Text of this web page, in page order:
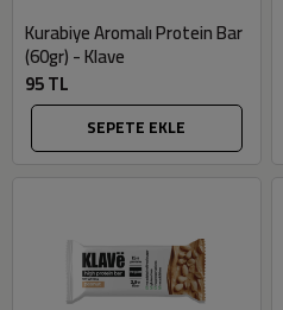
Kurabiye Aromalı Protein Bar
(60gr) - Klave
95 TL
SEPETE EKLE